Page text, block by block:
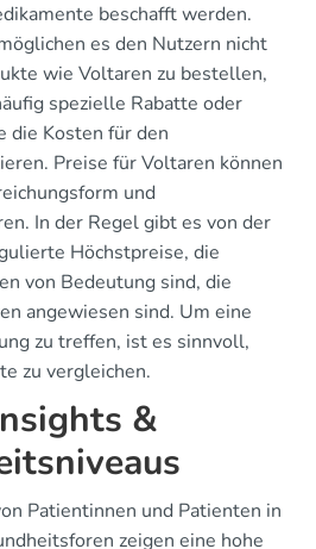
beschafft werden.
es den Nutzern nicht
wie Voltaren zu bestellen,
spezielle Rabatte oder
die Kosten für den
Preise für Voltaren können
und
In der Regel gibt es von der
Höchstpreise, die
von Bedeutung sind, die
angewiesen sind. Um eine
zu treffen, ist es sinnvoll,
zu vergleichen.
&
Patientinnen und Patienten in
zeigen eine hohe